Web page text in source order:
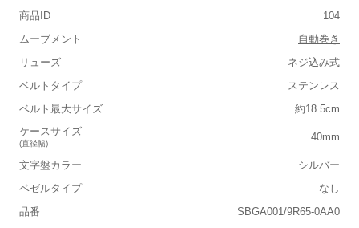
商品ID
104
ムーブメント
自動巻き
リューズ
ネジ込み式
ベルトタイプ
ステンレス
ベルト最大サイズ
約18.5cm
ケースサイズ
(直径幅)
40mm
文字盤カラー
シルバー
ベゼルタイプ
なし
品番
SBGA001/9R65-0AA0
■重さ(ベルト込み)
■ケースの大きさ
小さい 大きい
■装飾感